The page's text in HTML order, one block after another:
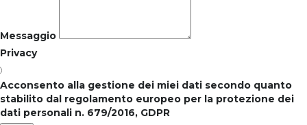
Messaggio
Privacy
Acconsento alla gestione dei miei dati secondo quanto
stabilito dal regolamento europeo per la protezione dei
dati personali n. 679/2016, GDPR